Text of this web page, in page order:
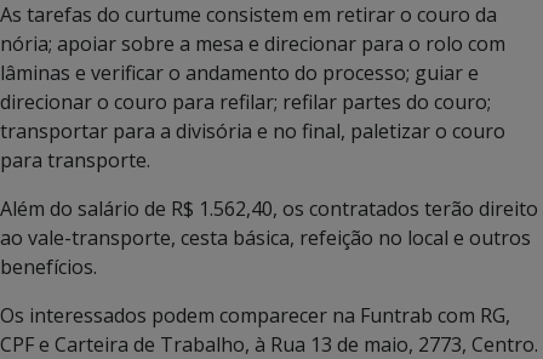
As tarefas do curtume consistem em retirar o couro da
nória; apoiar sobre a mesa e direcionar para o rolo com
lâminas e verificar o andamento do processo; guiar e
direcionar o couro para refilar; refilar partes do couro;
transportar para a divisória e no final, paletizar o couro
para transporte.
Além do salário de R$ 1.562,40, os contratados terão direito
ao vale-transporte, cesta básica, refeição no local e outros
benefícios.
Os interessados podem comparecer na Funtrab com RG,
CPF e Carteira de Trabalho, à Rua 13 de maio, 2773, Centro.